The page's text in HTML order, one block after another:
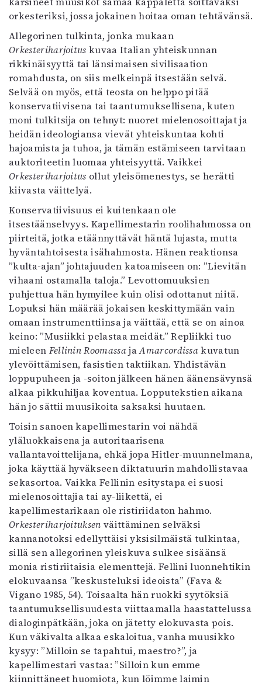
orkesteriksi, jossa jokainen hoitaa oman tehtävänsä.
Allegorinen tulkinta, jonka mukaan
Orkesteriharjoitus kuvaa Italian yhteiskunnan
rikkinäisyyttä tai länsimaisen sivilisaation
romahdusta, on siis melkeinpä itsestään selvä.
Selvää on myös, että teosta on helppo pitää
konservatiivisena tai taantumuksellisena, kuten
moni tulkitsija on tehnyt: nuoret mielenosoittajat ja
heidän ideologiansa vievät yhteiskuntaa kohti
hajoamista ja tuhoa, ja tämän estämiseen tarvitaan
auktoriteetin luomaa yhteisyyttä. Vaikkei
Orkesteriharjoitus ollut yleisömenestys, se herätti
kiivasta väittelyä.
Konservatiivisuus ei kuitenkaan ole
itsestäänselvyys. Kapellimestarin roolihahmossa on
piirteitä, jotka etäännyttävät häntä lujasta, mutta
hyväntahtoisesta isähahmosta. Hänen reaktionsa
”kulta-ajan” johtajuuden katoamiseen on: ”Lievitän
vihaani ostamalla taloja.” Levottomuuksien
puhjettua hän hymyilee kuin olisi odottanut niitä.
Lopuksi hän määrää jokaisen keskittymään vain
omaan instrumenttiinsa ja väittää, että se on ainoa
keino: ”Musiikki pelastaa meidät.” Repliikki tuo
mieleen Fellinin RoomassajaAmarcordissakuvatun
ylevöittämisen, fasistien taktiikan. Yhdistävän
loppupuheen ja -soiton jälkeen hänen äänensävynsä
alkaa pikkuhiljaa koventua. Lopputekstien aikana
hän jo sättii muusikoita saksaksi huutaen.
Toisin sanoen kapellimestarin voi nähdä
yläluokkaisena ja autoritaarisena
vallantavoittelijana, ehkä jopa Hitler-muunnelmana,
joka käyttää hyväkseen diktatuurin mahdollistavaa
sekasortoa. Vaikka Fellinin esitystapa ei suosi
mielenosoittajia tai ay-liikettä, ei
kapellimestarikaan ole ristiriidaton hahmo.
Orkesteriharjoituksen väittäminen selväksi
kannanotoksi edellyttäisi yksisilmäistä tulkintaa,
sillä sen allegorinen yleiskuva sulkee sisäänsä
monia ristiriitaisia elementtejä. Fellini luonnehtikin
elokuvaansa ”keskusteluksi ideoista” (Fava &
Vigano 1985, 54). Toisaalta hän ruokki syytöksiä
taantumuksellisuudesta viittaamalla haastattelussa
dialoginpätkään, joka on jätetty elokuvasta pois.
Kun väkivalta alkaa eskaloitua, vanha muusikko
kysyy: ”Milloin se tapahtui, maestro?”, ja
kapellimestari vastaa: ”Silloin kun emme
kiinnittäneet huomiota, kun löimme laimin